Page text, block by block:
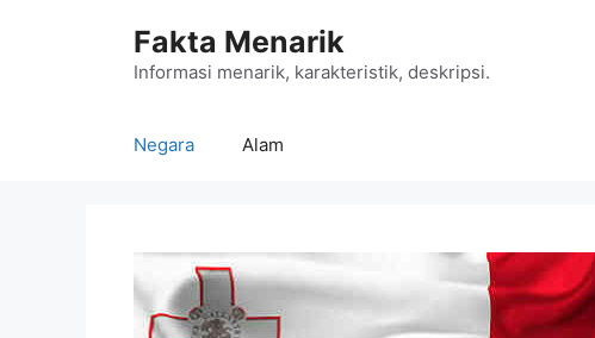
Fakta Menarik
Informasi menarik, karakteristik, deskripsi.
Negara Alam